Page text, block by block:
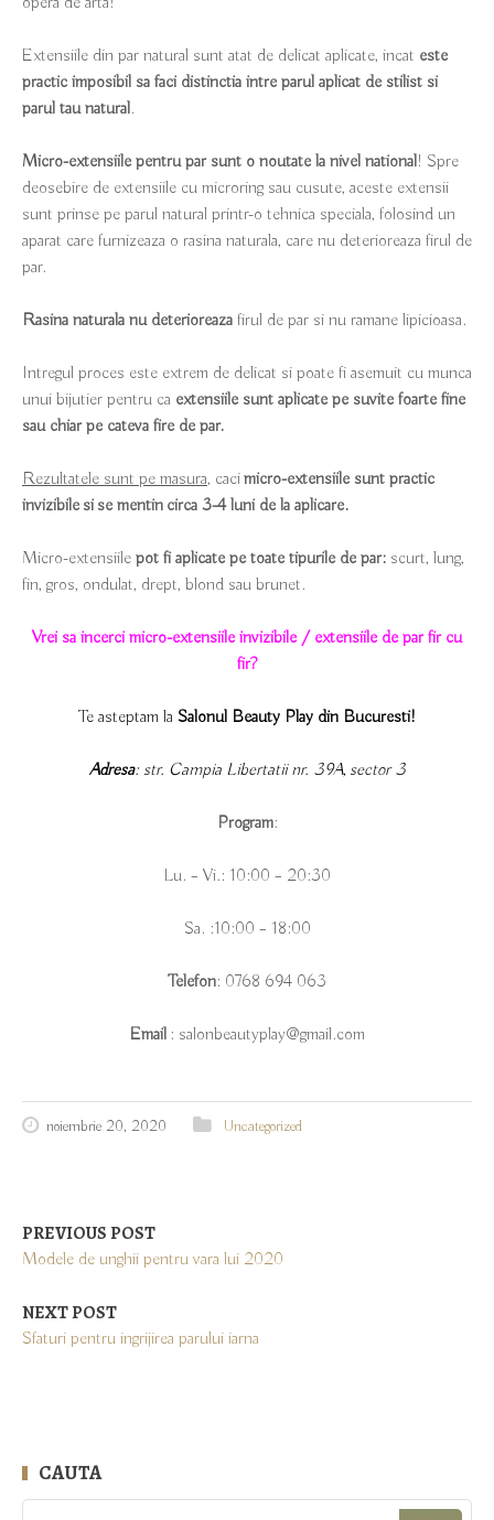
Extensiile din par natural sunt atat de delicat aplicate, incat este
practic imposibil sa faci distinctia intre parul aplicat de stilist si
parul tau natural.
Micro-extensiile pentru par sunt o noutate la nivel national! Spre
deosebire de extensiile cu microring sau cusute, aceste extensii
sunt prinse pe parul natural printr-o tehnica speciala, folosind un
aparat care furnizeaza o rasina naturala, care nu deterioreaza firul de
par.
Rasina naturala nu deterioreaza firul de par si nu ramane lipicioasa.
Intregul proces este extrem de delicat si poate fi asemuit cu munca
unui bijutier pentru ca extensiile sunt aplicate pe suvite foarte fine
sau chiar pe cateva fire de par.
Rezultatele sunt pe masura, cacimicro-extensiile sunt practic
invizibile si se mentin circa 3-4 luni de la aplicare.
Micro-extensiile pot fi aplicate pe toate tipurile de par: scurt, lung,
fin, gros, ondulat, drept, blond sau brunet.
Vrei sa incercimicro-extensiile invizibile / extensiile de par fir cu
fir?
Te asteptam la Salonul Beauty Play din Bucuresti!
Adresa: str. Campia Libertatii nr. 39A, sector 3
Program:
Lu. – Vi.: 10:00 – 20:30
Sa. :10:00 – 18:00
Telefon: 0768 694 063
Email: salonbeautyplay@gmail.com
noiembrie 20, 2020 Uncategorized
PREVIOUS POST
Modele de unghii pentru vara lui 2020
NEXT POST
Sfaturi pentru ingrijirea parului iarna
CAUTA